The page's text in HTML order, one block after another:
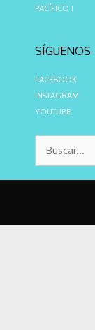
PACÍFICO I
SÍGUENOS
FACEBOOK
INSTAGRAM
YOUTUBE